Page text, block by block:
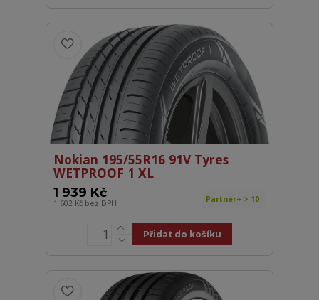
Nokian 195/55R16 91V Tyres
WETPROOF 1 XL
1 939 Kč
1 602 Kč bez DPH Partner+ > 10
Přidat do košíku